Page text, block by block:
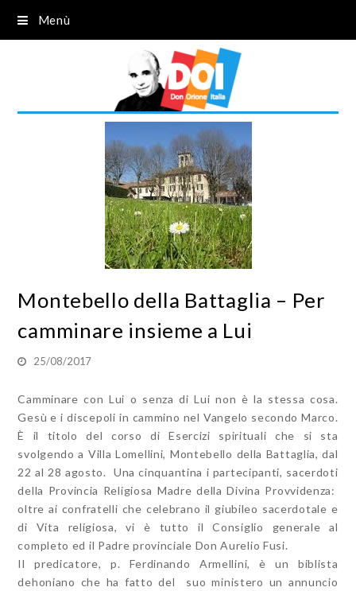
Menù
Montebello della Battaglia – Per
camminare insieme a Lui
25/08/2017
Camminare con Lui o senza di Lui non è la stessa cosa.
Gesù e i discepoli in cammino nel Vangelo secondo Marco.
È il titolo del corso di Esercizi spirituali che si sta
svolgendo a Villa Lomellini, Montebello della Battaglia, dal
22 al 28 agosto. Una cinquantina i partecipanti, sacerdoti
della Provincia Religiosa Madre della Divina Provvidenza:
oltre ai confratelli che celebrano il giubileo sacerdotale e
di Vita religiosa, vi è tutto il Consiglio generale al
completo ed il Padre provinciale Don Aurelio Fusi.
Il predicatore, p. Ferdinando Armellini, è un biblista
dehoniano che ha fatto del suo ministero un annuncio